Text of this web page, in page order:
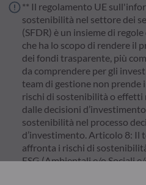
** Il regolamento UE
sostenibilità nel settore dei
(SFDR) è un insieme di
che ha lo scopo di rendere il
dei fondi trasparente, più
da comprendere per gli
team di gestione non prende
rischi di sostenibilità o
dalle decisioni
sostenibilità nel processo
d’investimento. Articolo 8: Il
affronta i rischi di
ESG (Ambientali e/o Sociali